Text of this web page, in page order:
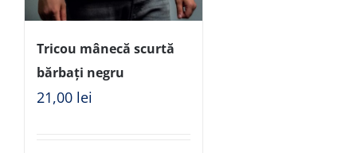
Tricou mânecă scurtă
bărbați negru
21,00 lei